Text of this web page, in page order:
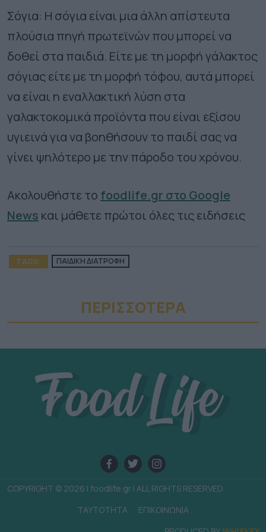
Σόγια: Η σόγια είναι μια άλλη απίστευτα
πλούσια πηγή πρωτεϊνών που μπορεί να
δοθεί στα παιδιά. Είτε με τη μορφή γάλακτος
σόγιας είτε με τη μορφή τόφου, αυτά μπορεί
να είναι η εναλλακτική λύση στα
γαλακτοκομικά προϊόντα που είναι εξίσου
υγιεινά για να βοηθήσουν το παιδί σας να
γίνει ψηλότερο με την πάροδο του χρόνου.
Ακολουθήστε το foodlife.gr στο Google
News και μάθετε πρώτοι όλες τις ειδήσεις
TAGS: ΠΑΙΔΙΚΗ ΔΙΑΤΡΟΦΗ
ΠΕΡΙΣΣΟΤΕΡA
COPYRIGHT © 2026 | foodlife.gr | ALL RIGHTS RESERVED
TAYTOTHTA
ΕΠΙΚΟΙΝΩΝΙΑ